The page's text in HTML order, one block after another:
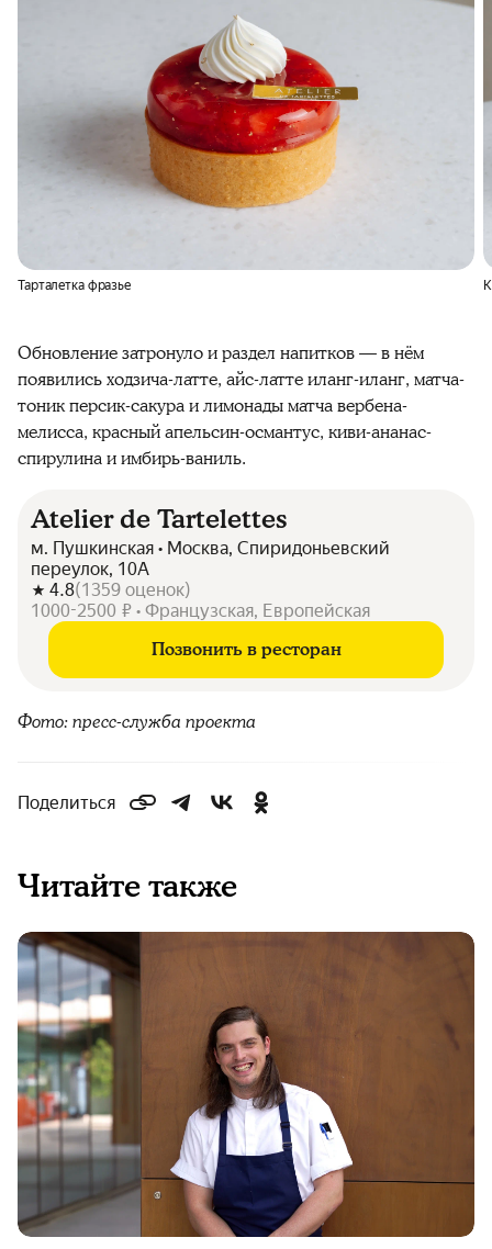
Тарталетка фразье
Обновление затронуло и раздел напитков — в нём
появились ходзича-латте, айс-латте иланг-иланг, матча-
тоник персик-сакура и лимонады матча вербена-
мелисса, красный апельсин-османтус, киви-ананас-
спирулина и имбирь-ваниль.
Atelier de Tartelettes
м. Пушкинская • Москва, Спиридоньевский
переулок, 10А
4.8(1359 оценок)
1000-2500 ₽ • Французская, Европейская
Позвонить в ресторан
Фото: пресс-служба проекта
Поделиться
Читайте также